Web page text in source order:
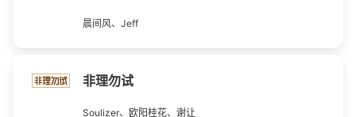
晨间风、Jeff
非理勿试
Soulizer、欧阳桂花、谢让